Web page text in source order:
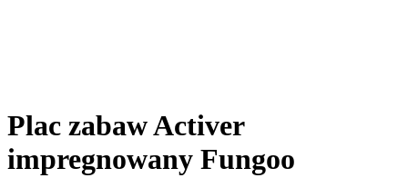
Plac zabaw Activer
impregnowany Fungoo